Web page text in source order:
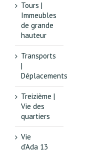
Tours |
Immeubles
de grande
hauteur
Transports
|
Déplacements
Treizième |
Vie des
quartiers
Vie
d’Ada 13